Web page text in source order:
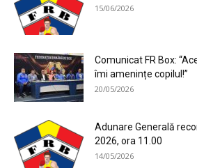
15/06/2026
Comunicat FR Box:
îmi amenințe copilul!”
20/05/2026
Adunare Generală
2026, ora 11.00
14/05/2026